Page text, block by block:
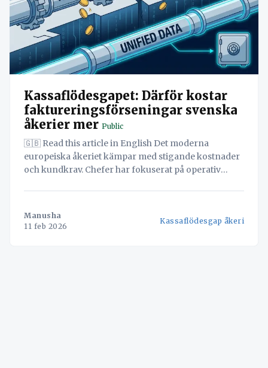
Kassaflödesgapet: Därför kostar
faktureringsförseningar svenska
åkerier mer Public
🇬🇧 Read this article in English Det moderna
europeiska åkeriet kämpar med stigande kostnader
och kundkrav. Chefer har fokuserat på operativ
Därför kostar faktureringsförseningar svenska
Manusha
11 feb 2026
Kassaflödesgap åkeri